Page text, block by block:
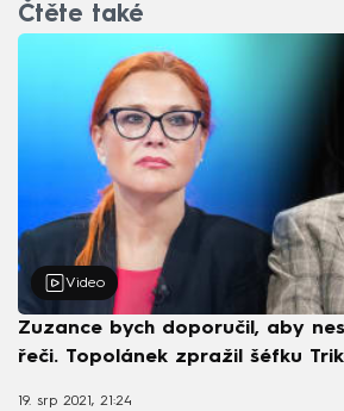
Čtěte také
Video
Zuzance bych doporučil, aby
řeči. Topolánek zpražil šéfku
19. srp 2021, 21:24